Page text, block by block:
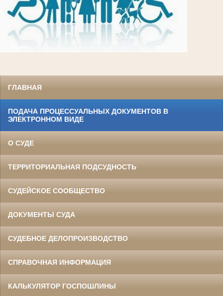
ГЛАВНАЯ
ПОДАЧА ПРОЦЕССУАЛЬНЫХ ДОКУМЕНТОВ В
ЭЛЕКТРОННОМ ВИДЕ
О СУДЕ
ТЕРРИТОРИАЛЬНАЯ ПОДСУДНОСТЬ
СУДЕЙСКОЕ СООБЩЕСТВО
ДОКУМЕНТЫ СУДА
СУДЕБНОЕ ДЕЛОПРОИЗВОДСТВО
СПРАВОЧНАЯ ИНФОРМАЦИЯ
КАЛЬКУЛЯТОР ГОСПОШЛИНЫ